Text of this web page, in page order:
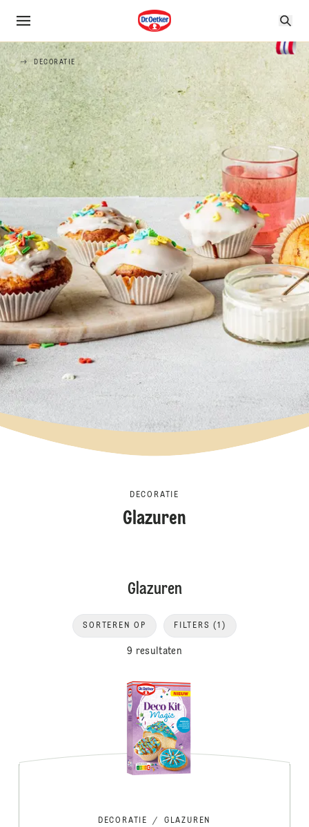
DECORATIE
DECORATIE
Glazuren
Glazuren
9 resultaten
SORTEREN OP FILTERS (1)
DECORATIE / GLAZUREN